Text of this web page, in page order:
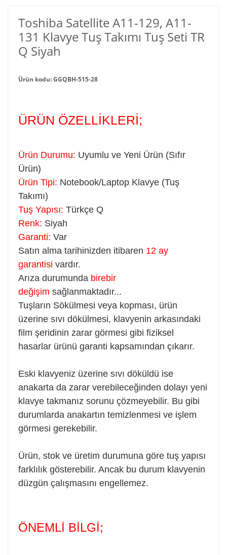
Toshiba Satellite A11-129, A11-
131 Klavye Tuş Takımı Tuş Seti TR
Q Siyah
Ürün kodu: GGQBH-515-28
ÜRÜN ÖZELLİKLERİ;
Ürün Durumu: Uyumlu ve Yeni Ürün (Sıfır
Ürün)
Ürün Tipi: Notebook/Laptop Klavye (Tuş
Takımı)
Tuş Yapısı: Türkçe Q
Renk: Siyah
Garanti: Var
Satın alma tarihinizden itibaren 12 ay
garantisi vardır.
Arıza durumunda birebir
değişim sağlanmaktadır...
Tuşların Sökülmesi veya kopması, ürün
üzerine sıvı dökülmesi, klavyenin arkasındaki
film şeridinin zarar görmesi gibi fiziksel
hasarlar ürünü garanti kapsamından çıkarır.
Eski klavyeniz üzerine sıvı döküldü ise
anakarta da zarar verebileceğinden dolayı yeni
klavye takmanız sorunu çözmeyebilir. Bu gibi
durumlarda anakartın temizlenmesi ve işlem
görmesi gerekebilir.
Ürün, stok ve üretim durumuna göre tuş yapısı
farklılık gösterebilir. Ancak bu durum klavyenin
düzgün çalışmasını engellemez.
ÖNEMLİ BİLGİ;